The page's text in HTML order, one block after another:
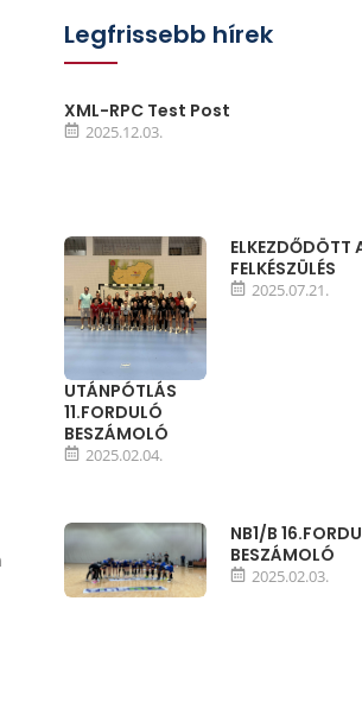
Legfrissebb hírek
XML-RPC Test Post
2025.12.03.
ELKEZDŐDÖTT
FELKÉSZÜLÉS
2025.07.21.
UTÁNPÓTLÁS
11.FORDULÓ
BESZÁMOLÓ
2025.02.04.
NB1/B
BESZÁMOLÓ
2025.02.03.